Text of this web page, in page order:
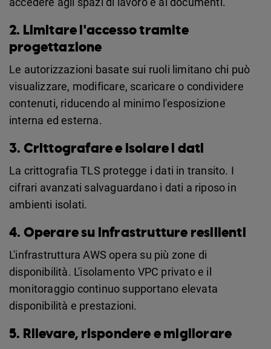
2. Limitare l'accesso tramite
progettazione
Le autorizzazioni basate sui ruoli limitano chi può
visualizzare, modificare, scaricare o condividere
contenuti, riducendo al minimo l'esposizione
interna ed esterna.
3. Crittografare e isolare i dati
La crittografia TLS protegge i dati in transito. I
cifrari avanzati salvaguardano i dati a riposo in
ambienti isolati.
4. Operare su infrastrutture resilienti
L'infrastruttura AWS opera su più zone di
disponibilità. L'isolamento VPC privato e il
monitoraggio continuo supportano elevata
disponibilità e prestazioni.
5. Rilevare, rispondere e migliorare